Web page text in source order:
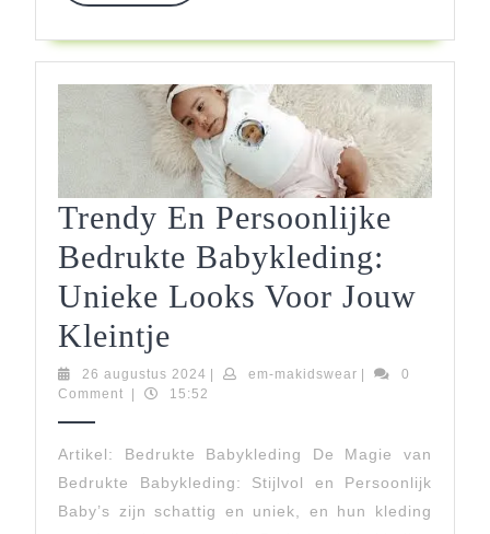
Trendy En Persoonlijke
Bedrukte Babykleding:
Unieke Looks Voor Jouw
Kleintje
En
Bedrukte
Babykleding:
26 augustus 2024 26
augustus
em-makidswearem-
0
Comment
15:52
Artikel: Bedrukte Babykleding De Magie van
Bedrukte Babykleding: Stijlvol en Persoonlijk
Baby’s zijn schattig en uniek, en hun kleding